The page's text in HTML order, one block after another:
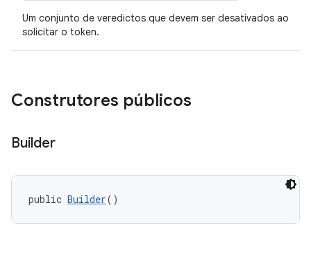
Um conjunto de veredictos que devem ser desativados ao
solicitar o token.
Construtores públicos
Builder
public Builder()